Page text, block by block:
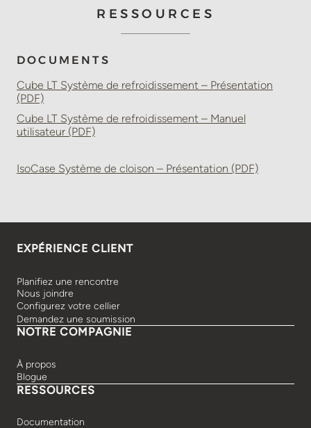
RESSOURCES
DOCUMENTS
Cube LT Système de refroidissement – Présentation
(PDF)
Cube LT Système de refroidissement – Manuel
utilisateur (PDF)
IsoCase Système de cloison – Présentation (PDF)
EXPÉRIENCE CLIENT
Planifiez une rencontre
Nous joindre
Configurez votre cellier
Demandez une soumission
NOTRE COMPAGNIE
À propos
Blogue
RESSOURCES
Documentation